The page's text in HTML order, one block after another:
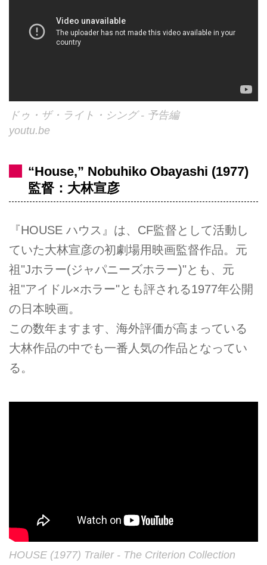
ドゥ・ザ・ライト・シング - 予告編
youtu.be
“House,” Nobuhiko Obayashi (1977)
監督：大林宣彦
『HOUSE ハウス』は、CF監督として活動し
ていた大林宣彦の初劇場用映画監督作品。元
祖"Jホラー(ジャパニーズホラー)"とも、元
祖"アイドル×ホラー"とも評される1977年公開
の日本映画。
この数年ますます、海外評価が高まっている
大林作品の中でも一番人気の作品となってい
る。
HOUSE (1977) Trailer - The Criterion Collection